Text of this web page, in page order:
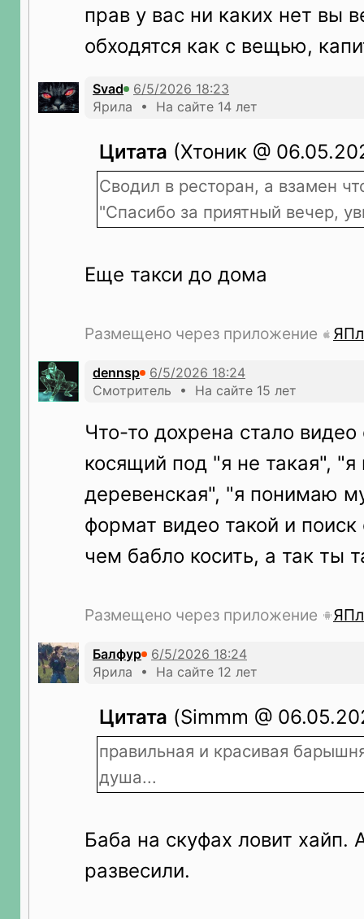
прав у вас ни каких нет вы
обходятся как с вещью,
Svad
Ярила • На сайте 14 лет
Цитата (Хтоник @
Сводил в ресторан, а взамен
"Спасибо за приятный вечер,
Еще такси до дома
Размещено через приложение
dennsp
Смотритель • На сайте 15 лет
Что-то дохрена стало
косящий под "я не такая", "я
деревенская", "я понимаю
формат видео такой и
чем бабло косить, а так ты
Размещено через приложение
Балфур
Ярила • На сайте 12 лет
Цитата (Simmm @
правильная и красивая
душа...
Баба на скуфах ловит хайп.
развесили.